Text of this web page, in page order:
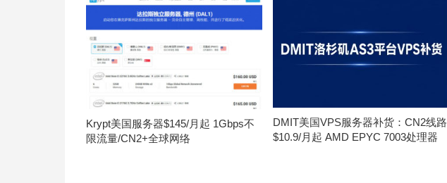
Krypt美国服务器$145/月起 1Gbps不
限流量/CN2+全球网络
DMIT美国VPS服务器补货：CN2线路
$10.9/月起 AMD EPYC 7003处理器